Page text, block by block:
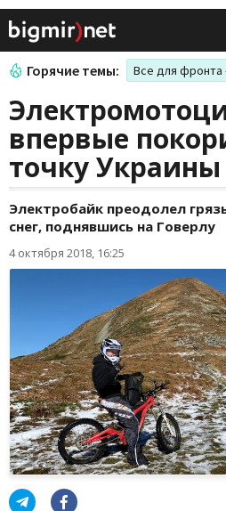
Горячие темы: Все для фронта
впервые
точку Украины
Электробайк преодолел
снег, поднявшись на Говерлу
4 октября 2018, 16:25